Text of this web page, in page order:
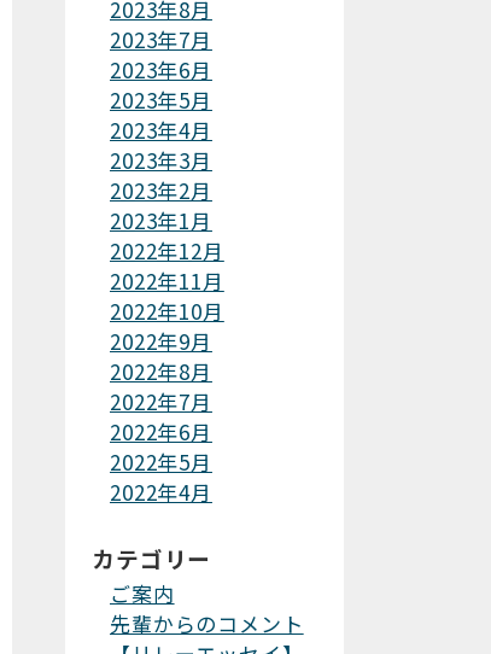
2023年8月
2023年7月
2023年6月
2023年5月
2023年4月
2023年3月
2023年2月
2023年1月
2022年12月
2022年11月
2022年10月
2022年9月
2022年8月
2022年7月
2022年6月
2022年5月
2022年4月
カテゴリー
ご案内
先輩からのコメント